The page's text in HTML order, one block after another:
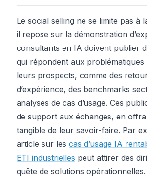
Le social selling ne se limite pas à
il repose sur la démonstration
consultants en IA doivent publier
qui répondent aux problématiques
leurs prospects, comme des
d’expérience, des benchmarks
analyses de cas d’usage. Ces
de support aux échanges, en
tangible de leur savoir-faire. Par
article sur les cas d’usage IA
ETI industrielles peut attirer des
quête de solutions opérationnelles.